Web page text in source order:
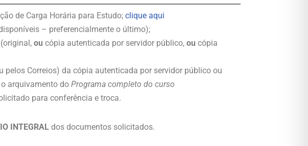
de Carga Horária para Estudo; clique aqui
– preferencialmente o último);
ou cópia autenticada por servidor público, ou cópia
pelos Correios) da cópia autenticada por servidor público ou
arquivamento do Programa completo do curso
para conferência e troca.
INTEGRAL dos documentos solicitados.